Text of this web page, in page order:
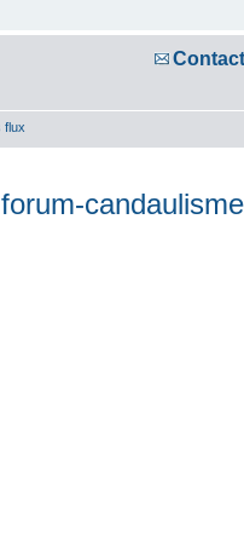
Contact
flux
forum-